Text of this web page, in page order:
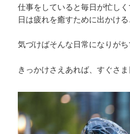
仕事をしていると毎日が忙し
日は疲れを癒すために出かける
気づけばそんな日常になりが
きっかけさえあれば、すぐさま